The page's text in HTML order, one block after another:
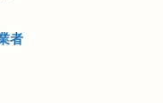
者